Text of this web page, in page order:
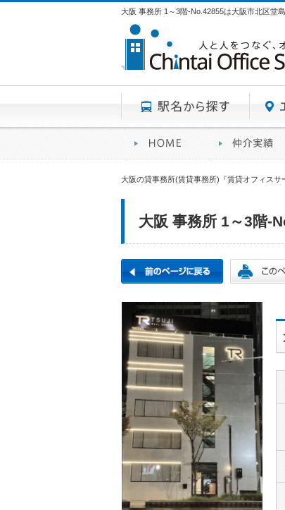
大阪 事務所 1～3階-No.42855は大阪市北区堂
大阪の貸事務所(賃貸事務所)『賃貸オフィスサ
大阪 事務所 1～3階-